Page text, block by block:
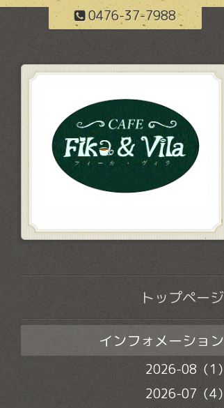
0476-37-7988
トップページ
インフォメーション
2026-08（1）
2026-07（4）